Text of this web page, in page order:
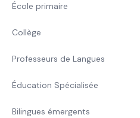
École primaire
Collège
Professeurs de Langues
Éducation Spécialisée
Bilingues émergents